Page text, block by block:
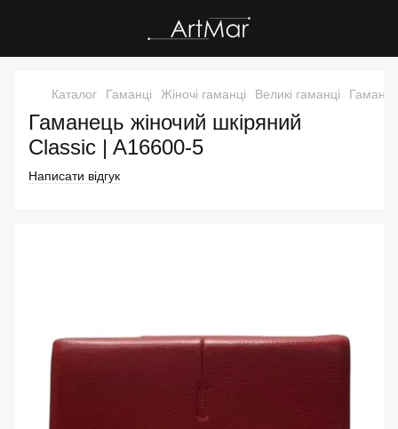
Каталог Гаманці Жіночі гаманці Великі гаманці
Гаманець жіночий шкіряний
Classic | A16600-5
Написати відгук